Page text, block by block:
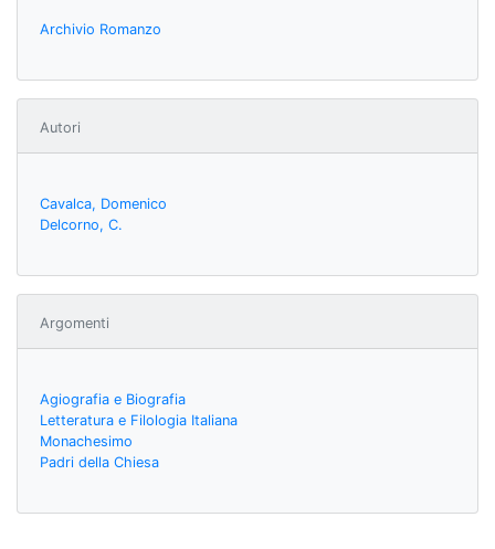
Archivio Romanzo
Autori
Cavalca, Domenico
Delcorno, C.
Argomenti
Agiografia e Biografia
Letteratura e Filologia Italiana
Monachesimo
Padri della Chiesa